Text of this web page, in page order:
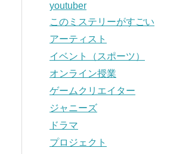
youtuber
このミステリーがすごい
アーティスト
イベント（スポーツ）
オンライン授業
ゲームクリエイター
ジャニーズ
ドラマ
プロジェクト